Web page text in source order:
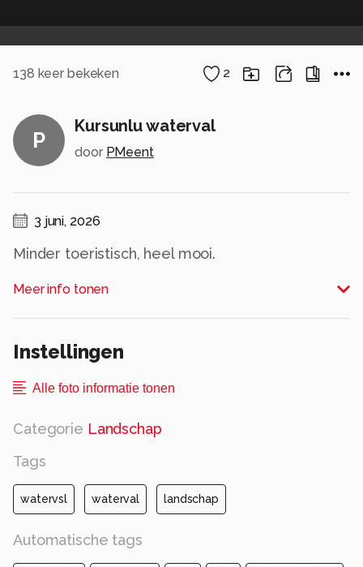
138 keer bekeken 2
P
Kursunlu waterval
door PMeent
3 juni, 2026
Minder toeristisch, heel mooi.
Alle rechten voorbehouden
Meer info tonen
Instellingen
Alle foto informatie tonen
Categorie Landschap
Tags
watervsl waterval landschap
Automatische tags